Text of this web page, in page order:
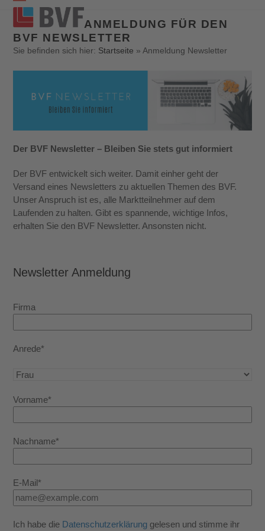
Open
mobile
menu
Close
mobile
menu
ANMELDUNG FÜR DEN
BVF NEWSLETTER
Sie befinden sich hier: Startseite »Anmeldung Newsletter
Der BVF Newsletter – Bleiben Sie stets gut informiert
Der BVF entwickelt sich weiter. Damit einher geht der
Versand eines Newsletters zu aktuellen Themen des BVF.
Unser Anspruch ist es, alle Marktteilnehmer auf dem
Laufenden zu halten. Gibt es spannende, wichtige Infos,
erhalten Sie den BVF Newsletter. Ansonsten nicht.
Newsletter Anmeldung
Firma
Anrede*
Vorname*
Nachname*
E-Mail*
Ich habe die Datenschutzerklärung gelesen und stimme ihr